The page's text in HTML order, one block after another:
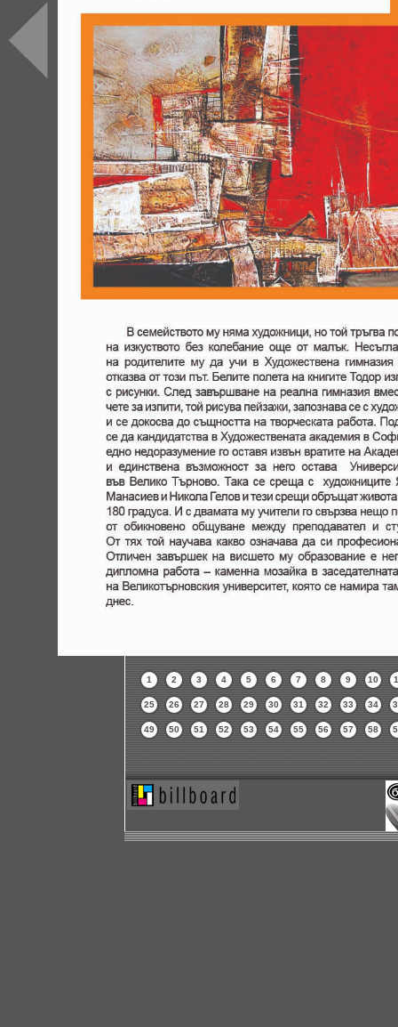
1 2 3 4 5 6 7 8 9 10
25 26 27 28 29 30 31 32 33 34
49 50 51 52 53 54 55 56 57 58